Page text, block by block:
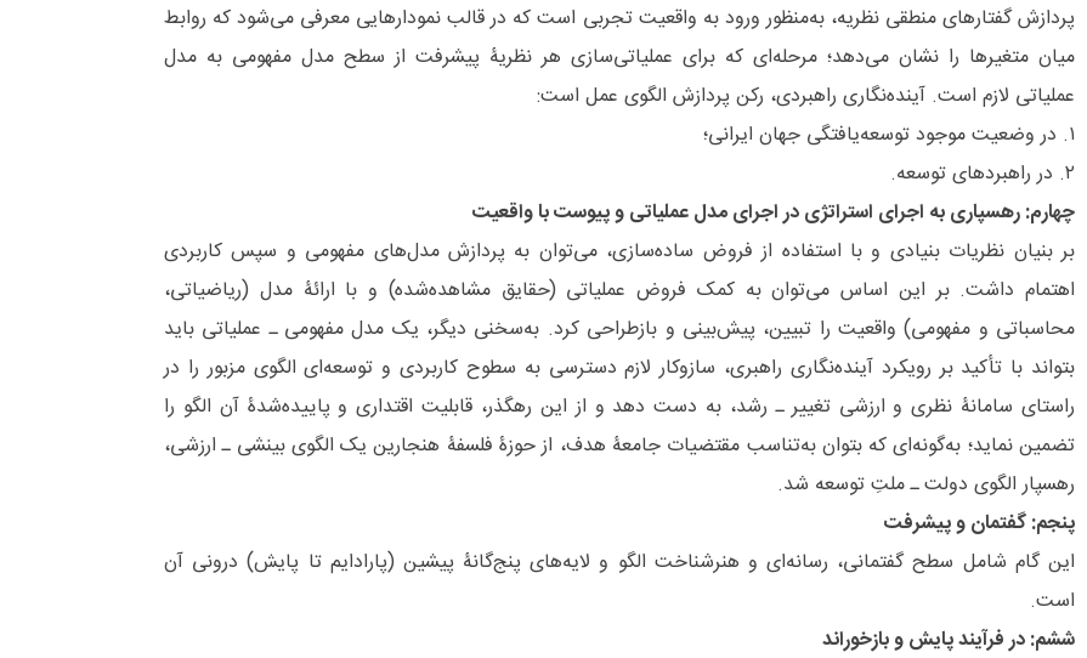
پردازش گفتارهای منطقی نظریه، به‌منظور ورود به واقعیت تجربی است که در قالب نمودارهایی معرفی می‌‌شود که روابط
میان متغیرها را نشان می‌دهد؛ مرحله‌‌ای که برای عملیاتی‌‌سازی هر نظریۀ پیشرفت از سطح مدل مفهومی به مدل
عملیاتی لازم است. آینده‌نگاری راهبردی، رکن پردازش الگوی عمل است:
۱. در وضعیت موجود توسعه‌یافتگی جهان ایرانی؛
۲. در راهبردهای توسعه.
چهارم: رهسپاری به اجرای استراتژی در اجرای مدل عملیاتی و پیوست با واقعیت
بر بنیان نظریات بنیادی و با استفاده از فروض ساده‌سازی، می‌توان به پردازش مدل‌‌های مفهومی و سپس کاربردی
اهتمام داشت. بر این اساس می‌توان به کمک فروض عملیاتی (حقایق مشاهده‌شده) و با ارائۀ مدل (ریاضیاتی،
محاسباتی و مفهومی) واقعیت را تبیین، پیش‌‌بینی و بازطراحی کرد. به‌سخنی دیگر، یک مدل مفهومی ـ عملیاتی باید
بتواند با تأکید بر رویکرد آینده‌‌نگاری راهبری، سازوکار لازم دسترسی به سطوح کاربردی و توسعه‌‌ای الگوی مزبور را در
راستای سامانۀ نظری و ارزشی تغییر ـ رشد، به دست دهد و از این رهگذر، قابلیت اقتداری و پاییده‌‌‌شدۀ آن الگو را
تضمین نماید؛ به‌گونه‌‌‌ای که بتوان به‌تناسب مقتضیات جامعۀ هدف، از حوزۀ فلسفۀ هنجارین یک الگوی بینشی ـ ارزشی،
رهسپار الگوی دولت ـ ملتِ توسعه شد.
پنجم: گفتمان و پیشرفت
این گام شامل سطح گفتمانی، رسانه‌‌ای و هنرشناخت الگو و لایه‌‌های پنج‏‌گانۀ پیشین (پارادایم تا پایش) درونی آن
است.
ششم: در فرآیند پایش و بازخوراند